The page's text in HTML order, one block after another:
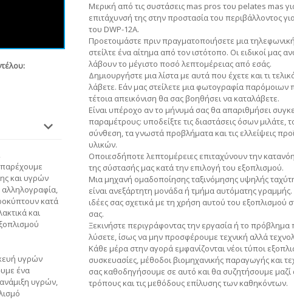
και υγρών
αλληλογραφία,
κατά
και
υγρών
ένα
υγρών,
Μερική από τις συστάσεις mas pros του pelates mas
επιτάχυνσή της στην προστασία του περιβάλλοντος
του DWP-12A.
Προετοιμάστε πριν πραγματοποιήσετε μια
στείλτε ένα αίτημα από τον ιστότοπο. Οι ειδικοί μας
λάβουν το μέγιστο ποσό λεπτομέρειας από εσάς.
Δημιουργήστε μια λίστα με αυτά που έχετε και τι
λάβετε. Εάν μας στείλετε μια φωτογραφία παρόμοιων
τέτοια απεικόνιση θα σας βοηθήσει να καταλάβετε.
Είναι υπέροχο αν το μήνυμά σας θα απαριθμήσει
παραμέτρους: υποδείξτε τις διαστάσεις όσων μιλάτε,
σύνθεση, τα γνωστά προβλήματα και τις ελλείψεις
υλικών.
Οποιεσδήποτε λεπτομέρειες επιταχύνουν την
της σύστασής μας κατά την επιλογή του εξοπλισμού.
Μια μηχανή ομαδοποίησης ταξινόμησης υψηλής
είναι ανεξάρτητη μονάδα ή τμήμα αυτόματης γραμμής.
ιδέες σας σχετικά με τη χρήση αυτού του εξοπλισμού
σας.
Ξεκινήστε περιγράφοντας την εργασία ή το πρόβλημα
λύσετε, ίσως να μην προσφέρουμε τεχνική αλλά
Κάθε μέρα στην αγορά εμφανίζονται νέοι τύποι
συσκευασίες, μέθοδοι βιομηχανικής παραγωγής και
σας καθοδηγήσουμε σε αυτό και θα συζητήσουμε μαζί
τρόπους και τις μεθόδους επίλυσης των καθηκόντων.